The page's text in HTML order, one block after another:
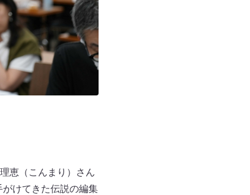
恵（こんまり）さん
けてきた伝説の編集